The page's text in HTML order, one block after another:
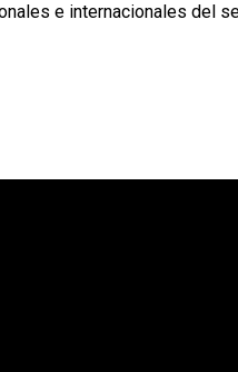
e internacionales del